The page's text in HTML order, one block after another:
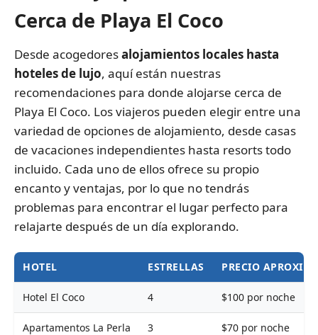
Cerca de Playa El Coco
Desde acogedoresalojamientos locales hasta
hoteles de lujo, aquí están nuestras
recomendaciones para donde alojarse cerca de
Playa El Coco. Los viajeros pueden elegir entre una
variedad de opciones de alojamiento, desde casas
de vacaciones independientes hasta resorts todo
incluido. Cada uno de ellos ofrece su propio
encanto y ventajas, por lo que no tendrás
problemas para encontrar el lugar perfecto para
relajarte después de un día explorando.
HOTEL ESTRELLAS PRECIO
Hotel El Coco 4 $100 por noche
Apartamentos La Perla 3 $70 por noche